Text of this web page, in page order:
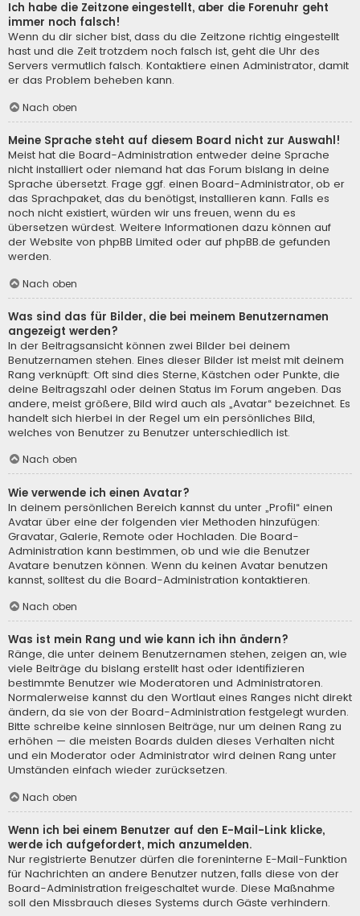
Ich habe die Zeitzone eingestellt, aber die Forenuhr geht
immer noch falsch!
Wenn du dir sicher bist, dass du die Zeitzone richtig eingestellt
hast und die Zeit trotzdem noch falsch ist, geht die Uhr des
Servers vermutlich falsch. Kontaktiere einen Administrator, damit
er das Problem beheben kann.
Nach oben
Meine Sprache steht auf diesem Board nicht zur Auswahl!
Meist hat die Board-Administration entweder deine Sprache
nicht installiert oder niemand hat das Forum bislang in deine
Sprache übersetzt. Frage ggf. einen Board-Administrator, ob er
das Sprachpaket, das du benötigst, installieren kann. Falls es
noch nicht existiert, würden wir uns freuen, wenn du es
übersetzen würdest. Weitere Informationen dazu können auf
der Website von phpBB Limited oder auf phpBB.de gefunden
werden.
Nach oben
Was sind das für Bilder, die bei meinem Benutzernamen
angezeigt werden?
In der Beitragsansicht können zwei Bilder bei deinem
Benutzernamen stehen. Eines dieser Bilder ist meist mit deinem
Rang verknüpft: Oft sind dies Sterne, Kästchen oder Punkte, die
deine Beitragszahl oder deinen Status im Forum angeben. Das
andere, meist größere, Bild wird auch als „Avatar“ bezeichnet. Es
handelt sich hierbei in der Regel um ein persönliches Bild,
welches von Benutzer zu Benutzer unterschiedlich ist.
Nach oben
Wie verwende ich einen Avatar?
In deinem persönlichen Bereich kannst du unter „Profil“ einen
Avatar über eine der folgenden vier Methoden hinzufügen:
Gravatar, Galerie, Remote oder Hochladen. Die Board-
Administration kann bestimmen, ob und wie die Benutzer
Avatare benutzen können. Wenn du keinen Avatar benutzen
kannst, solltest du die Board-Administration kontaktieren.
Nach oben
Was ist mein Rang und wie kann ich ihn ändern?
Ränge, die unter deinem Benutzernamen stehen, zeigen an, wie
viele Beiträge du bislang erstellt hast oder identifizieren
bestimmte Benutzer wie Moderatoren und Administratoren.
Normalerweise kannst du den Wortlaut eines Ranges nicht direkt
ändern, da sie von der Board-Administration festgelegt wurden.
Bitte schreibe keine sinnlosen Beiträge, nur um deinen Rang zu
erhöhen — die meisten Boards dulden dieses Verhalten nicht
und ein Moderator oder Administrator wird deinen Rang unter
Umständen einfach wieder zurücksetzen.
Nach oben
Wenn ich bei einem Benutzer auf den E-Mail-Link klicke,
werde ich aufgefordert, mich anzumelden.
Nur registrierte Benutzer dürfen die foreninterne E-Mail-Funktion
für Nachrichten an andere Benutzer nutzen, falls diese von der
Board-Administration freigeschaltet wurde. Diese Maßnahme
soll den Missbrauch dieses Systems durch Gäste verhindern.